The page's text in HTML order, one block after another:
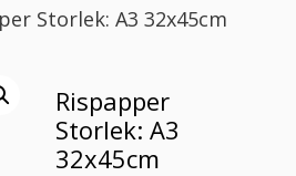
Storlek: A3 32x45cm
Rispapper
Storlek: A3
32x45cm